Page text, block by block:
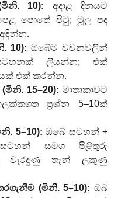
10): අදාළ දිනයට
පොතේ පිටු; මූල පද
10): ඔබේම වචනවලින්
ලියන්න; එක්
එක් කරන්න.
15–20): මාතෘකාවට
ප්‍රශ්න 5–10ක්
5–10): ඔබේ සටහන් +
සමග පිළිතුරු
වැරදුණු තැන් ලකුණු
(මිනි. 5–10): ඔබ